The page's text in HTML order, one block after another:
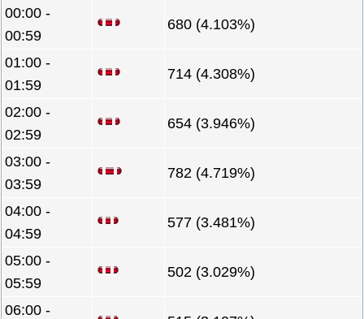
00:00 -
00:59
680 (4.103%)
01:00 -
01:59
714 (4.308%)
02:00 -
02:59
654 (3.946%)
03:00 -
03:59
782 (4.719%)
04:00 -
04:59
577 (3.481%)
05:00 -
05:59
502 (3.029%)
06:00 -